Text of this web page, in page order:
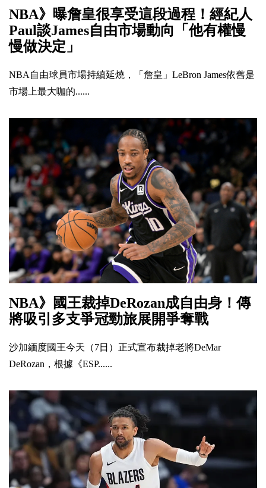
NBA》曝詹皇很享受這段過程！經紀人
Paul談James自由市場動向「他有權慢
慢做決定」
NBA自由球員市場持續延燒，「詹皇」LeBron James依舊是
市場上最大咖的......
NBA》國王裁掉DeRozan成自由身！傳
將吸引多支爭冠勁旅展開爭奪戰
沙加緬度國王今天（7日）正式宣布裁掉老將DeMar
DeRozan，根據《ESP......